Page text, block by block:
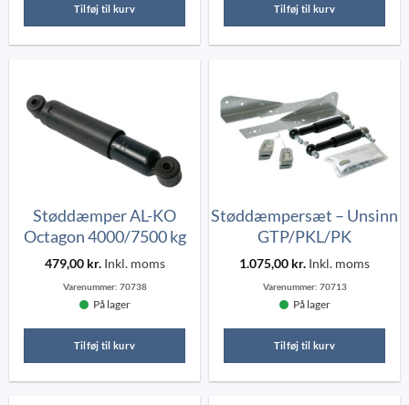
Tilføj til kurv Tilføj til kurv
Støddæmper AL-KO
Octagon 4000/7500 kg
479,00 kr.Inkl. moms
Varenummer: 70738
På lager
Tilføj til kurv
Støddæmpersæt – Unsinn
GTP/PKL/PK
1.075,00 kr. Inkl. moms
Varenummer: 70713
På lager
Tilføj til kurv